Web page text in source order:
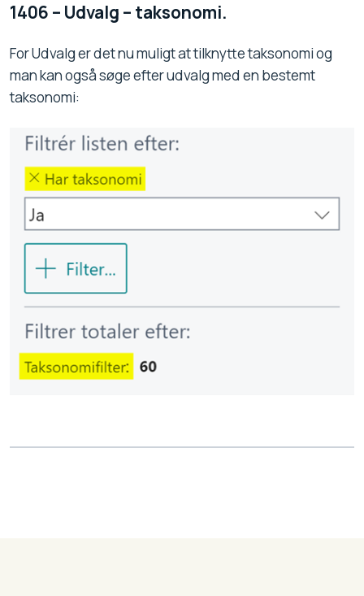
1406 – Udvalg – taksonomi.
For Udvalg er det nu muligt at tilknytte taksonomi og
man kan også søge efter udvalg med en bestemt
taksonomi: